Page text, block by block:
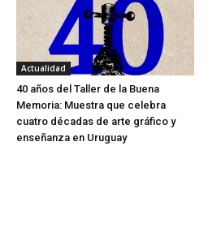
Actualidad
40 años del Taller de la Buena
Memoria: Muestra que celebra
cuatro décadas de arte gráfico y
enseñanza en Uruguay